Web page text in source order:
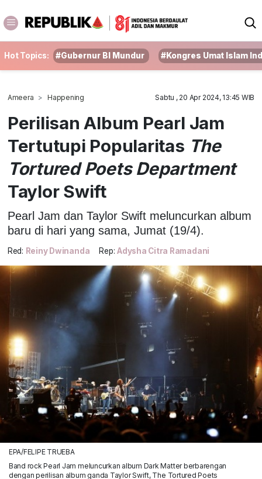
Hot Topics: #Gubernur BI Mundur #Kongres Umat Islam
Ameera Happening Sabtu , 20 Apr 2024, 13:45 WIB
Perilisan Album Pearl Jam
Tertutupi Popularitas The
Tortured Poets Department
Taylor Swift
Pearl Jam dan Taylor Swift meluncurkan album
baru di hari yang sama, Jumat (19/4).
Red: Reiny Dwinanda Rep: Adysha Citra Ramadani
EPA/FELIPE TRUEBA
Band rock Pearl Jam meluncurkan album Dark Matter berbarengan
dengan perilisan album ganda Taylor Swift, The Tortured Poets